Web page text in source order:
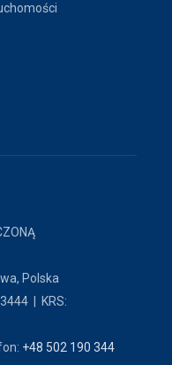
Polska
| KRS:
+48 502 190 344